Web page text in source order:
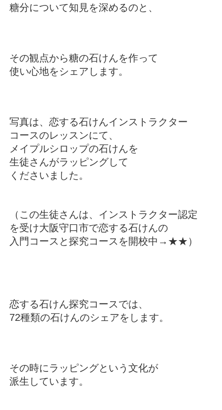
糖分について知見を深めるのと、
その観点から糖の石けんを作って
使い心地をシェアします。
写真は、恋する石けんインストラクター
コースのレッスンにて、
メイプルシロップの石けんを
生徒さんがラッピングして
くださいました。
（この生徒さんは、インストラクター認定
を受け大阪守口市で恋する石けんの
入門コースと探究コースを開校中→ ★★）
恋する石けん探究コースでは、
72種類の石けんのシェアをします。
その時にラッピングという文化が
派生しています。